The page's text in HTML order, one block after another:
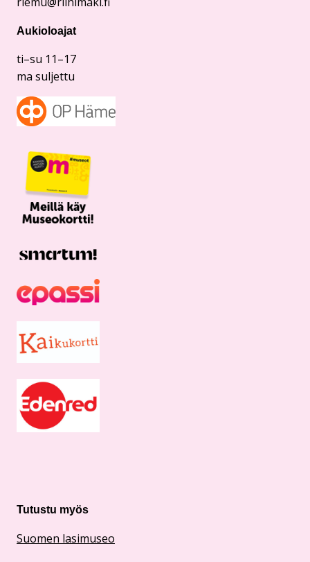
Aukioloajat
ti–su 11–17
ma suljettu
Tutustu myös
Suomen lasimuseo